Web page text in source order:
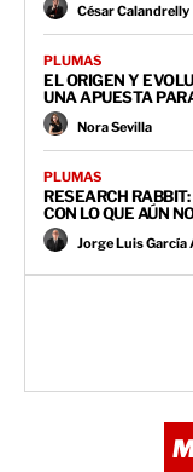
César Calandrelly
PLUMAS
EL ORIGEN Y
UNA APUESTA
Nora Sevilla
PLUMAS
RESEARCH
CON LO QUE AÚN
Jorge Luis García